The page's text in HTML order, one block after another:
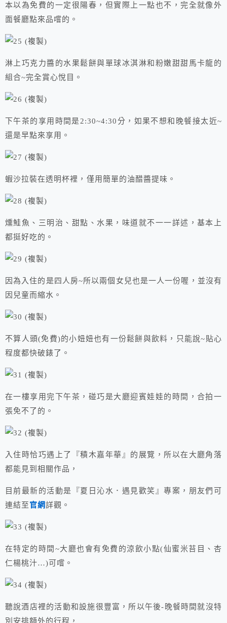
本以為免費的一定很陽春，但實際上一點也不，完全就像外
面餐廳點來品嚐的。
淋上巧克力醬的水果鬆餅與單球冰淇淋和粉嫩甜甜馬卡龍的
組合~完全賞心悅目。
下午茶的享用時間是2:30~4:30分，如果不想和晚餐接太近~
還是早點來享用。
蝦沙拉裝在透明杯裡，僅用簡單的油醋醬提味。
燻鮭魚、三明治、甜點、水果，味道就不一一詳述，基本上
都挺好吃的。
因為入住的是四人房~所以兩個女兒也是一人一份喔，並沒有
因兒童而縮水。
不算人頭(免費)的小妞妞也有一份鬆餅與飲料，只能說~貼心
程度都快破錶了。
在一樓享用完下午茶，碰巧是大廳迎賓娃娃的時間，合拍一
張免不了的。
入住時恰巧遇上了『積木嘉年華』的展覽，所以在大廳角落
都能見到相關作品，
目前最新的活動是『夏日沁水．遇見歡笑』專案，朋友們可
連結至官網詳觀。
在特定的時間~大廳也會有免費的涼飲小點(仙蜜米苔目、杏
仁楊桃汁…)可嚐。
聽說酒店裡的活動和設施很豐富，所以午後-晚餐時間就沒特
別安排額外的行程，